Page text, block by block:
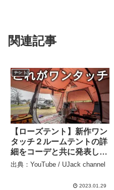
関連記事
テント
【ローズテント】新作ワン
タッチ２ルームテントの詳
細をコーデと共に発表しま
す – UJack channel
出典：YouTube / UJack channel
2023.01.29